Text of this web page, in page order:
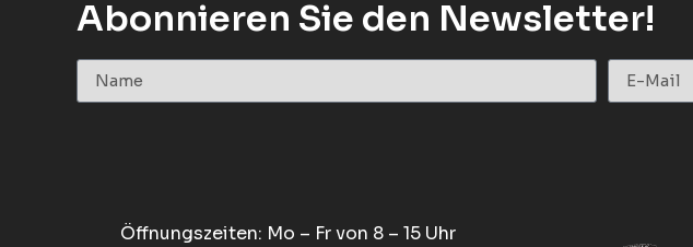
Abonnieren Sie den Newsletter!
Öffnungszeiten: Mo – Fr von 8 – 15 Uhr